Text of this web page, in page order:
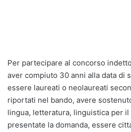
Per partecipare al concorso
aver compiuto 30 anni alla data di
essere laureati o neolaureati
riportati nel bando, avere
lingua, letteratura, linguistica per il
presentate la domanda, essere